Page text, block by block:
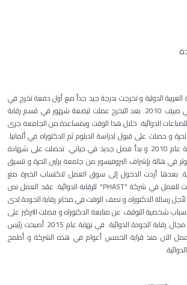
الدولية و تخرجت بدرجة جيد جداً مع أول دفعة تخرج في
الجامعة (دفعة الجلاء) في صيف 2010. بعد التخرج عملت لبضعة شهور في قسم رقابة
الدوائية. خلال هذا الوقت وبمساعدة من الجامعة جرى
و حصلت على قبول لدراسة الدبلوم ثم الدكتوراه في ألمانيا.
سافرت إلى ألمانيا في نهاية عام 2010 و بدأ فصل جديد في حياتي. تحصلت على شهادة
في هالة بإشراف البروفيسور من جامعة برلين الحرة و تنسيق
بعدها أردت الدخول إلى سوق العمل لاكتساب الخبرة مع
الاستمرار بالدكتوراه فتقدمت للعمل في شركة "PHAST" للرقابة الدوائية. عقد العمل نص
رسالة الدكتوراه و نصف الوقت في مخابر رقابة الجودة لدى
شخصية التوقف عن متابعة الدكتوراه و فضلت التركيز على
العمل و تطوير نفسي في مجال رقابة الجودة الدوائية. في نهاية عام 2015 أصبحت رئيس
الآن منذ قرابة الخمس أعوام في هذه الشركة و أطمح